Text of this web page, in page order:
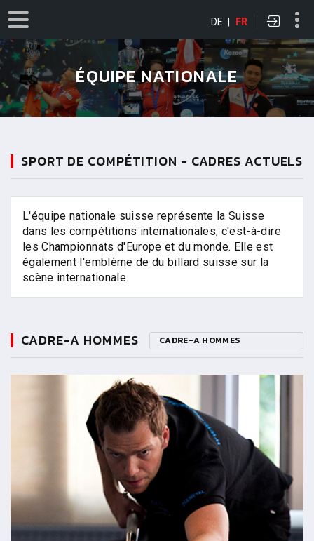
DE | FR
ÉQUIPE NATIONALE
SPORT DE COMPÉTITION - CADRES ACTUELS
L'équipe nationale suisse représente la Suisse
dans les compétitions internationales, c'est-à-dire
les Championnats d'Europe et du monde. Elle est
également l'emblème de du billard suisse sur la
scène internationale.
CADRE-A HOMMES CADRE-A HOMMES